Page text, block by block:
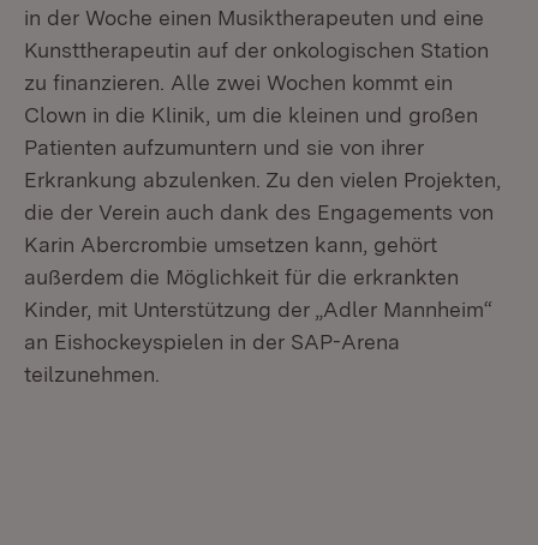
in der Woche einen Musiktherapeuten und eine
Kunsttherapeutin auf der onkologischen Station
zu finanzieren. Alle zwei Wochen kommt ein
Clown in die Klinik, um die kleinen und großen
Patienten aufzumuntern und sie von ihrer
Erkrankung abzulenken. Zu den vielen Projekten,
die der Verein auch dank des Engagements von
Karin Abercrombie umsetzen kann, gehört
außerdem die Möglichkeit für die erkrankten
Kinder, mit Unterstützung der „Adler Mannheim“
an Eishockeyspielen in der SAP-Arena
teilzunehmen.